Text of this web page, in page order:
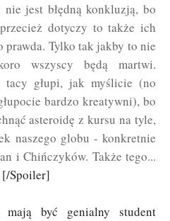
jest błędną konkluzją, bo
dotyczy to także ich
Tylko tak jakby to nie
wszyscy będą martwi.
głupi, jak myślicie (no
bardzo kreatywni), bo
asteroidę z kursu na tyle,
naszego globu - konkretnie
i Chińczyków. Także tego...
[/Spoiler]
mają być genialny student